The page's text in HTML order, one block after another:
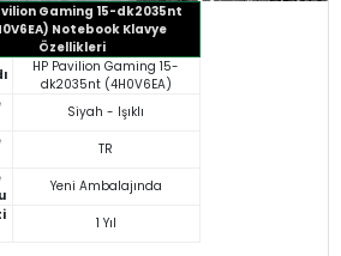
Gaming 15-dk2035nt
Notebook Klavye
Özellikleri
HP Pavilion Gaming 15-
dk2035nt (4H0V6EA)
Siyah - Işıklı
TR
Yeni Ambalajında
1 Yıl